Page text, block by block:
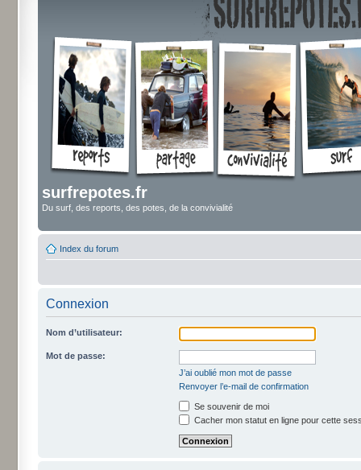
surfrepotes.fr
Du surf, des reports, des potes, de la convivialité
Index du forum
Connexion
Nom d’utilisateur:
Mot de passe:
J’ai oublié mon mot de passe
Renvoyer l’e-mail de confirmation
Se souvenir de moi
Cacher mon statut en ligne pour cette